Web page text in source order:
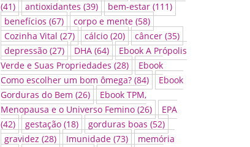
(41)
antioxidantes (39) bem-estar(111)
benefícios (67) corpo e mente(58)
Cozinha Vital (27) cálcio(20) câncer(35)
depressão(27) DHA(64)
Ebook A Própolis
Verde e Suas Propriedades (28)
Ebook
Como escolher um bom ômega?(84)
Ebook
Gorduras do Bem (26)
Ebook TPM,
Menopausa e o Universo Femino(26)
EPA
(42)
gestação(18) gorduras boas (52)
gravidez (28) Imunidade(73)
memória